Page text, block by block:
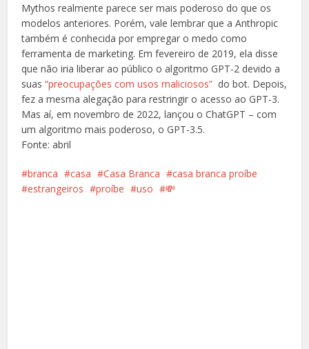
Mythos realmente parece ser mais poderoso do que os
modelos anteriores. Porém, vale lembrar que a Anthropic
também é conhecida por empregar o medo como
ferramenta de marketing. Em fevereiro de 2019, ela disse
que não iria liberar ao público o algoritmo GPT-2 devido a
suas“preocupações com usos maliciosos” do bot. Depois,
fez a mesma alegação para restringir o acesso ao GPT-3.
Mas aí, em novembro de 2022, lançou o ChatGPT – com
um algoritmo mais poderoso, o GPT-3.5.
Fonte: abril
branca casa Casa Branca
casa branca proíbe
estrangeiros
proíbe uso 💸